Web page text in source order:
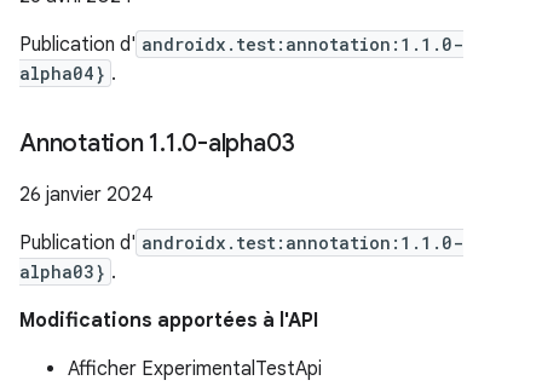
Publication d' androidx.test:annotation:1.1.0-
alpha04} .
Annotation 1.1.0-alpha03
26 janvier 2024
Publication d' androidx.test:annotation:1.1.0-
alpha03} .
Modifications apportées à l'API
Afficher ExperimentalTestApi